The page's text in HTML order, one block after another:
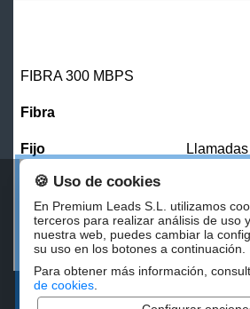
FIBRA 300 MBPS
CONTRATAR
🍪 Uso de cookies
En Premium Leads S.L. utilizamos
terceros para realizar análisis de uso
nuestra web, puedes cambiar la
su uso en los botones a continuación.
Para obtener más información,
de cookies